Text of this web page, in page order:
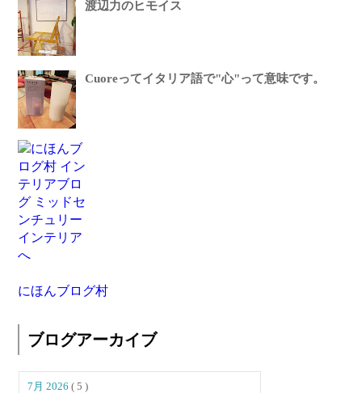
渡辺力のヒモイス
Cuoreってイタリア語で"心"って意味です。
にほんブログ村
ブログアーカイブ
7月 2026( 5 )